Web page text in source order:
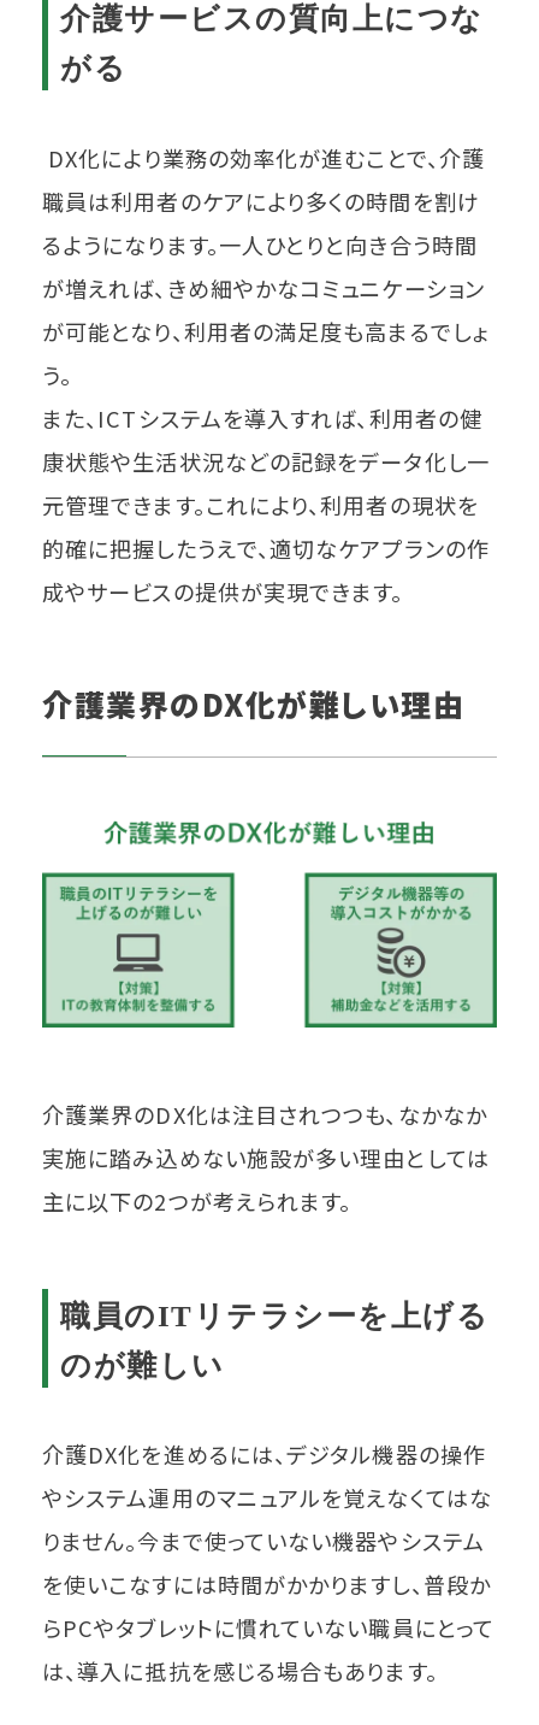
介護サービスの質向上につな
がる
DX化により業務の効率化が進むことで、介護
職員は利用者のケアにより多くの時間を割け
るようになります。一人ひとりと向き合う時間
が増えれば、きめ細やかなコミュニケーション
が可能となり、利用者の満足度も高まるでしょ
う。
また、ICTシステムを導入すれば、利用者の健
康状態や生活状況などの記録をデータ化し一
元管理できます。これにより、利用者の現状を
的確に把握したうえで、適切なケアプランの作
成やサービスの提供が実現できます。
介護業界のDX化が難しい理由
介護業界のDX化は注目されつつも、なかなか
実施に踏み込めない施設が多い理由としては
主に以下の2つが考えられます。
職員のITリテラシーを上げる
のが難しい
介護DX化を進めるには、デジタル機器の操作
やシステム運用のマニュアルを覚えなくてはな
りません。今まで使っていない機器やシステム
を使いこなすには時間がかかりますし、普段か
らPCやタブレットに慣れていない職員にとって
は、導入に抵抗を感じる場合もあります。